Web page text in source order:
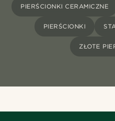
PIERŚCIONKI CERAMICZNE
PIERŚCIONKI
ZŁOTE